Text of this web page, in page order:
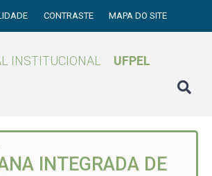
CONTRASTE MAPA DO SITE
INSTITUCIONAL UFPEL
INTEGRADA DE